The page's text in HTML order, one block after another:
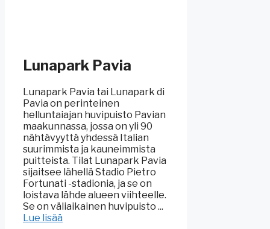
Lunapark Pavia
Lunapark Pavia tai Lunapark di
Pavia on perinteinen
helluntaiajan huvipuisto Pavian
maakunnassa, jossa on yli 90
nähtävyyttä yhdessä Italian
suurimmista ja kauneimmista
puitteista. Tilat Lunapark Pavia
sijaitsee lähellä Stadio Pietro
Fortunati -stadionia, ja se on
loistava lähde alueen viihteelle.
Se on väliaikainen huvipuisto ...
Lue lisää